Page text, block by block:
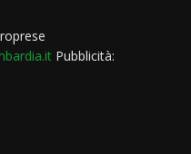
Pubblicità: